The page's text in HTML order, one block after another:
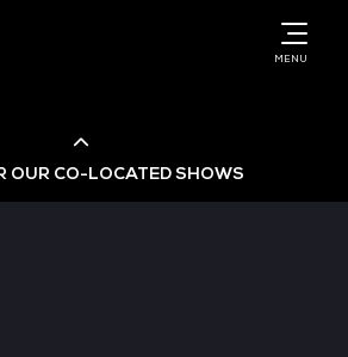
MENU
OUR CO-LOCATED SHOWS